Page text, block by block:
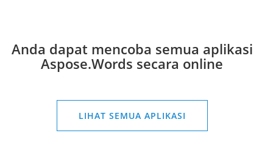
Anda dapat mencoba semua aplikasi
Aspose.Words secara online
LIHAT SEMUA APLIKASI